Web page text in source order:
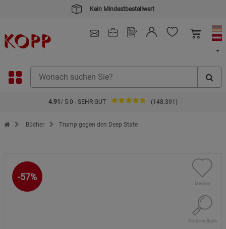
4.91 / 5.0 - SEHR GUT (148.391)
Zur Startseite des Kopp Verlag Online-Shop
Bücher Trump gegen den Deep State
-57%
Merken
Klick ins Buch